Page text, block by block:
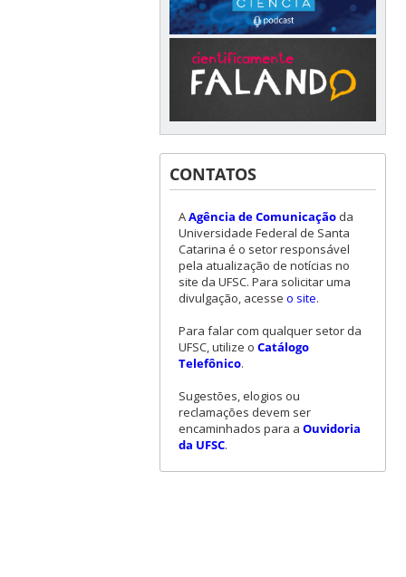
CONTATOS
AAgência de Comunicaçãoda
Universidade Federal de Santa
Catarina é o setor responsável
pela atualização de notícias no
site da UFSC. Para solicitar uma
divulgação, acesse o site.
Para falar com qualquer setor da
UFSC, utilize o Catálogo
Telefônico.
Sugestões, elogios ou
reclamações devem ser
encaminhados para a Ouvidoria
da UFSC.